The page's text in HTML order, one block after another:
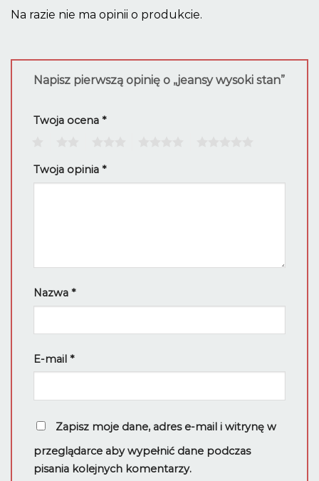
Na razie nie ma opinii o produkcie.
Napisz pierwszą opinię o „jeansy wysoki stan”
Twoja ocena *
Twoja opinia *
Nazwa *
E-mail *
Zapisz moje dane, adres e-mail i witrynę w
przeglądarce aby wypełnić dane podczas
pisania kolejnych komentarzy.